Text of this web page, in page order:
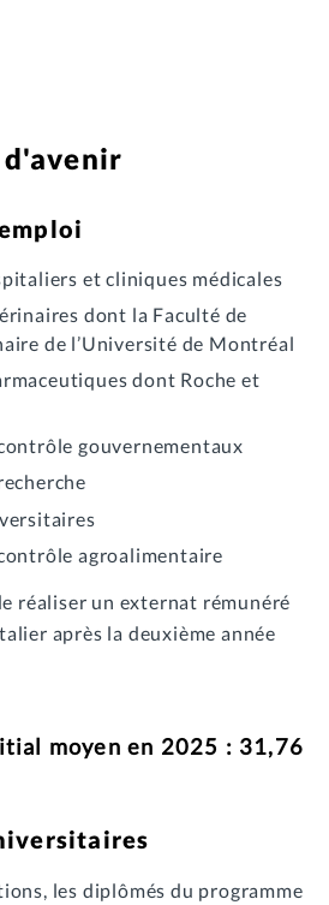
et cliniques médicales
dont la Faculté de
de l’Université de Montréal
dont Roche et
gouvernementaux
agroalimentaire
réaliser un externat rémunéré
après la deuxième année
moyen en 2025 : 31,76
les diplômés du programme